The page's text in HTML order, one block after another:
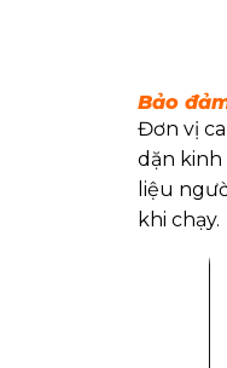
Bảo
Đơn vị
dặn
liệu
khi chạy.